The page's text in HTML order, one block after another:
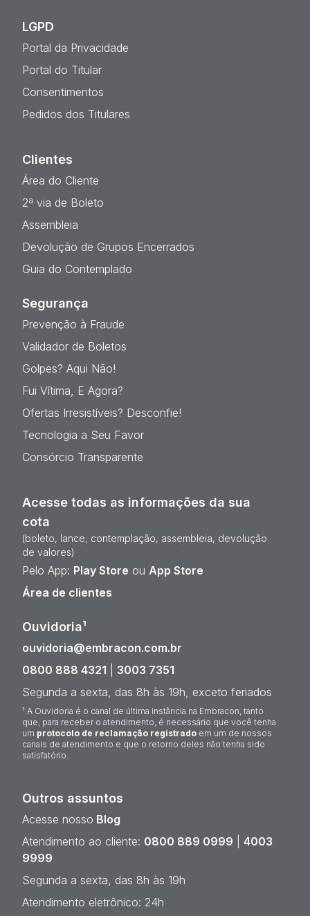
LGPD
Portal da Privacidade
Portal do Titular
Consentimentos
Pedidos dos Titulares
Clientes
Área do Cliente
2ª via de Boleto
Assembleia
Devolução de Grupos Encerrados
Guia do Contemplado
Segurança
Prevenção à Fraude
Validador de Boletos
Golpes? Aqui Não!
Fui Vítima, E Agora?
Ofertas Irresistíveis? Desconfie!
Tecnologia a Seu Favor
Consórcio Transparente
Acesse todas as informações da sua
cota
(boleto, lance, contemplação, assembleia, devolução
de valores)
Pelo App: Play Store ou App Store
Área de clientes
Ouvidoria¹
ouvidoria@embracon.com.br
0800 888 4321
3003 7351
Segunda a sexta, das 8h às 19h, exceto feriados
¹ A Ouvidoria é o canal de última instância na Embracon, tanto
que, para receber o atendimento, é necessário que você tenha
um protocolo de reclamação registrado em um de nossos
canais de atendimento e que o retorno deles não tenha sido
satisfatório.
Outros assuntos
Acesse nosso Blog
Atendimento ao cliente: 0800 889 0999
4003
9999
Segunda a sexta, das 8h às 19h
Atendimento eletrônico: 24h